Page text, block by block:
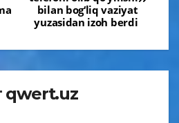
bilan bog‘liq vaziyat
yuzasidan izoh berdi
qwert.uz